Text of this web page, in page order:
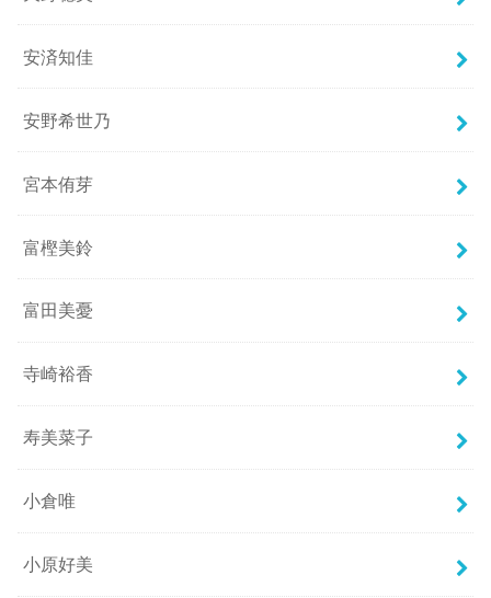
安済知佳
安野希世乃
宮本侑芽
富樫美鈴
富田美憂
寺崎裕香
寿美菜子
小倉唯
小原好美